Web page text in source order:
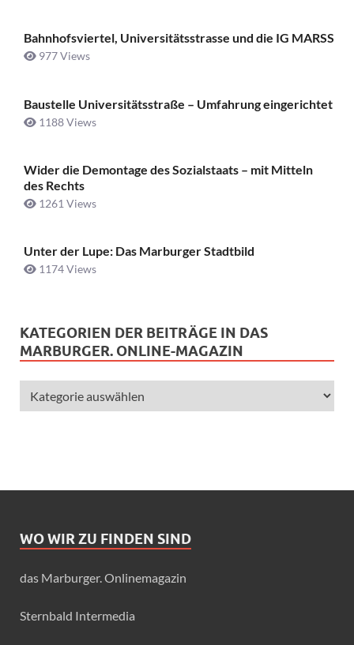
Bahnhofsviertel, Universitätsstrasse und die IG MARSS
977 Views
Baustelle Universitätsstraße ­– Umfahrung eingerichtet
1188 Views
Wider die Demontage des Sozialstaats – mit Mitteln
des Rechts
1261 Views
Unter der Lupe: Das Marburger Stadtbild
1174 Views
KATEGORIEN DER BEITRÄGE IN DAS
MARBURGER. ONLINE-MAGAZIN
WO WIR ZU FINDEN SIND
das Marburger. Onlinemagazin
Sternbald Intermedia